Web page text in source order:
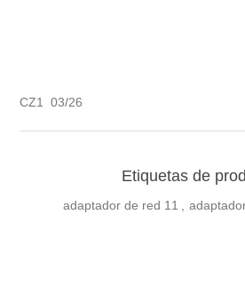
CZ1 03/26
Etiquetas de
adaptador de red 11 ,